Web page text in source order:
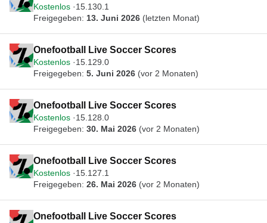
Kostenlos
15.130.1
Freigegeben: 13. Juni 2026 (letzten Monat)
Onefootball Live Soccer Scores
Kostenlos
15.129.0
Freigegeben: 5. Juni 2026 (vor 2 Monaten)
Onefootball Live Soccer Scores
Kostenlos
15.128.0
Freigegeben: 30. Mai 2026 (vor 2 Monaten)
Onefootball Live Soccer Scores
Kostenlos
15.127.1
Freigegeben: 26. Mai 2026 (vor 2 Monaten)
Onefootball Live Soccer Scores